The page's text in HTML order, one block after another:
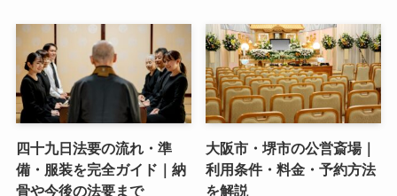
四十九日法要の流れ・準
備・服装を完全ガイド｜納
骨や今後の法要まで
大阪市・堺市の公営斎場｜
利用条件・料金・予約方法
を解説